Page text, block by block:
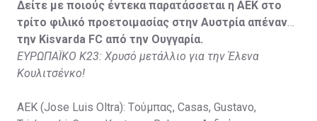
Στον πάγκο: Petkovic, Cipetic, Kovasic, Jovicic, Szeles,
Vida, Otvos, Lucas, Camas, Mesanovic.
Δείτε με ποιούς έντεκα παρατάσσεται η ΑΕΚ στο
τρίτο φιλικό προετοιμασίας στην Αυστρία απέναντι
την Kisvarda FC από την Ουγγαρία.
ΕΥΡΩΠΑΪΚΟ Κ23: Χρυσό μετάλλιο για την Έλενα
Κουλιτσένκο!
ΑΕΚ (Jose Luis Oltra): Tούμπας, Casas, Gustavo,